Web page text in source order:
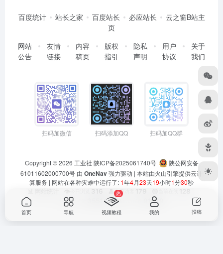
百度统计 站长之家 百度站长 必应站长
云之窗B站主
页
网站
公告
友情
链接
内容
稿页
版权
指引
隐私
声明
用户
协议
关于
我们
扫码加微信 扫码添加QQ 扫码加QQ群
Copyright © 2026 工业社 陕ICP备2025061740号
陕公网安备
61011602000700号 由OneNav强力驱动 | 本站由火山引擎提供云计
算服务 |网站在各种灾难中运行了: 1 年 4月23天19 小时 1分31秒
📊 网站统计 👁️今日浏览 👤今日访客 🟢
📊总浏览量 355147 👥 91079
首页 导航 视频教程
热
我的 投稿